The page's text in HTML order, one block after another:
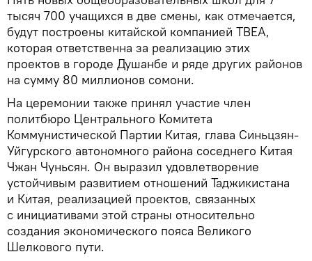
тысяч 700 учащихся в две смены, как отмечается,
будут построены китайской компанией ТВЕА,
которая ответственна за реализацию этих
проектов в городе Душанбе и ряде других районов
на сумму 80 миллионов сомони.
На церемонии также принял участие член
политбюро Центрального Комитета
Коммунистической Партии Китая, глава Синьцзян-
Уйгурского автономного района соседнего Китая
Чжан Чуньсян. Он выразил удовлетворение
устойчивым развитием отношений Таджикистана
и Китая, реализацией проектов, связанных
с инициативами этой страны относительно
создания экономического пояса Великого
Шелкового пути.